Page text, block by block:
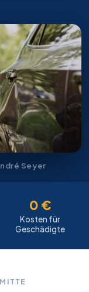
Seyer
0 €
Kosten für
Geschädigte